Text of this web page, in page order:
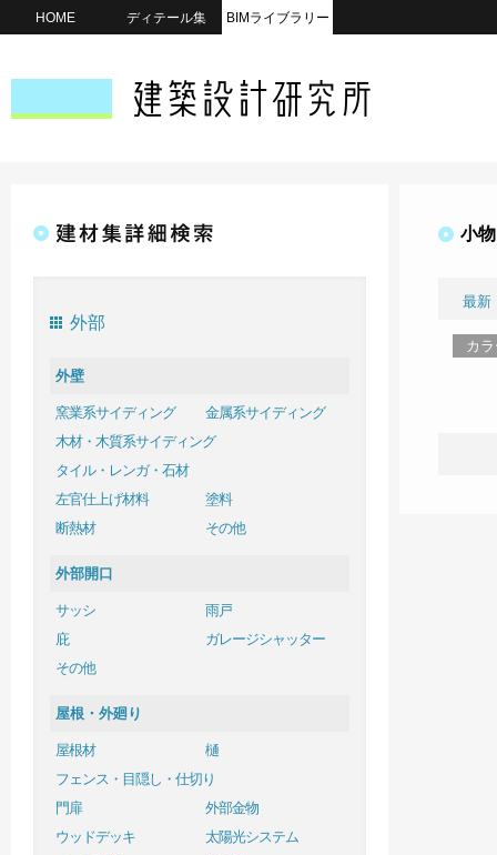
HOME ディテール集 BIMライブラリー
外部
外壁
窯業系サイディング
金属系サイディング
木材・木質系サイディング
タイル・レンガ・石材
左官仕上げ材料
塗料
断熱材
その他
外部開口
サッシ
雨戸
庇
ガレージシャッター
その他
屋根・外廻り
屋根材
樋
フェンス・目隠し・仕切り
門扉
外部金物
ウッドデッキ
太陽光システム
小
最新
カ